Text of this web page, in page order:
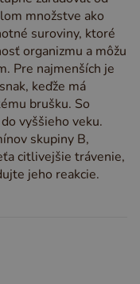
množstve ako
suroviny, ktoré
organizmu a môžu
Pre najmenších je
keďže má
brušku. So
vyššieho veku.
skupiny B,
citlivejšie trávenie,
jeho reakcie.